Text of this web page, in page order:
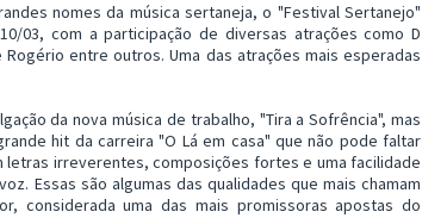
nomes da música sertaneja, o "Festival Sertanejo"
03, com a participação de diversas atrações como D
Rogério entre outros. Uma das atrações mais esperadas
da nova música de trabalho, "Tira a Sofrência", mas
hit da carreira "O Lá em casa" que não pode faltar
irreverentes, composições fortes e uma facilidade
Essas são algumas das qualidades que mais chamam
considerada uma das mais promissoras apostas do